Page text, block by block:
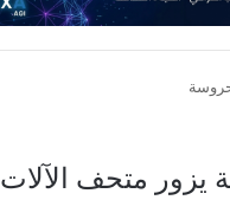
يزور متحف الآلات